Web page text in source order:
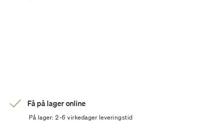
Få på lager online
På lager: 2-6 virkedager leveringstid